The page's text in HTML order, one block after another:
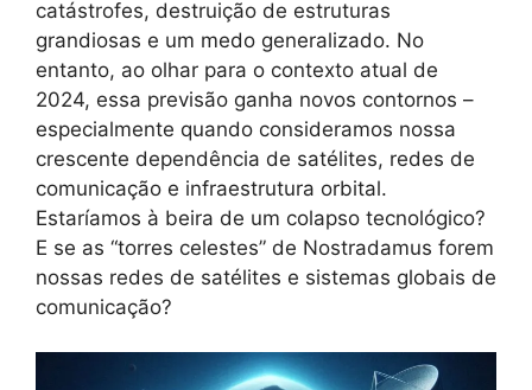
catástrofes, destruição de estruturas
grandiosas e um medo generalizado. No
entanto, ao olhar para o contexto atual de
2024, essa previsão ganha novos contornos –
especialmente quando consideramos nossa
crescente dependência de satélites, redes de
comunicação e infraestrutura orbital.
Estaríamos à beira de um colapso tecnológico?
E se as “torres celestes” de Nostradamus forem
nossas redes de satélites e sistemas globais de
comunicação?